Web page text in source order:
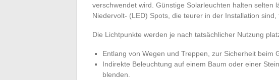
verschwendet wird. Günstige Solarleuchten halten selten
Niedervolt- (LED) Spots, die teurer in der Installation
Die Lichtpunkte werden je nach tatsächlicher Nutzung
Entlang von Wegen und Treppen, zur Sicherheit beim
Indirekte Beleuchtung auf einem Baum oder einer
blenden.